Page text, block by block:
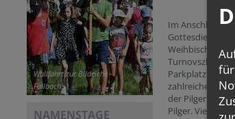
Wallfahrt zur Bildeiche -
Fallbach
NAMENSTAGE
Im Anschluss
Gottesdienst
Weihbischof
Turnovszky auf
Parkplatz die
zahlreichen
der Pilgerinnen
Pilger. Viele